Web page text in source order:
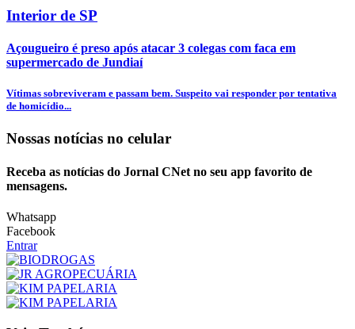
Interior de SP
Açougueiro é preso após atacar 3 colegas com faca em
supermercado de Jundiaí
Vítimas sobreviveram e passam bem. Suspeito vai responder por tentativa
de homicídio...
Nossas notícias no celular
Receba as notícias do Jornal CNet no seu app favorito de
mensagens.
Whatsapp
Facebook
Entrar